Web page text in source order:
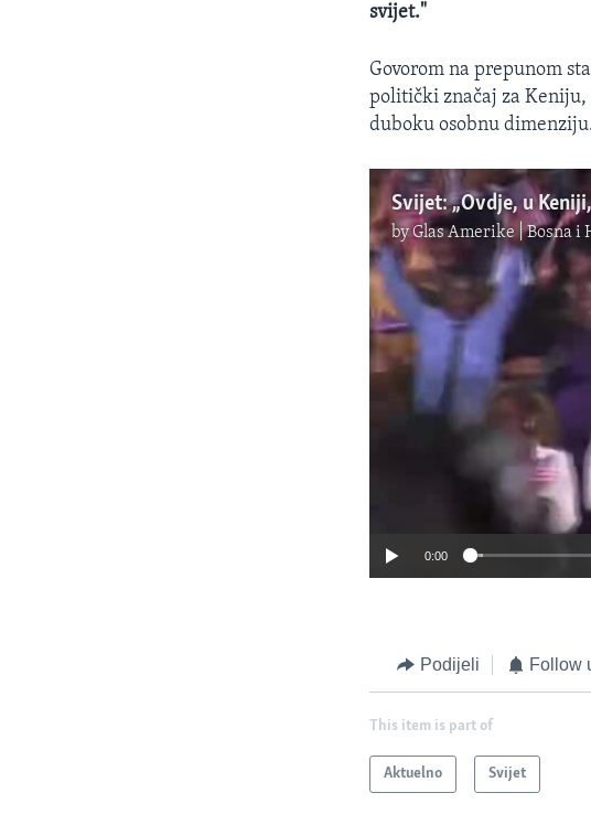
svijet."
Govorom na prepunom
politički značaj za
duboku osobnu
byGlas Amerike | Bosna i
0:00
Podijeli Follow
This item is part of
Aktuelno Svijet